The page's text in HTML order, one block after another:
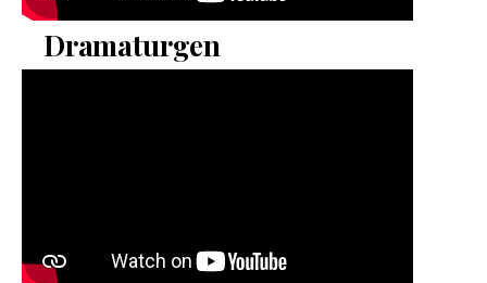
Dramaturgen